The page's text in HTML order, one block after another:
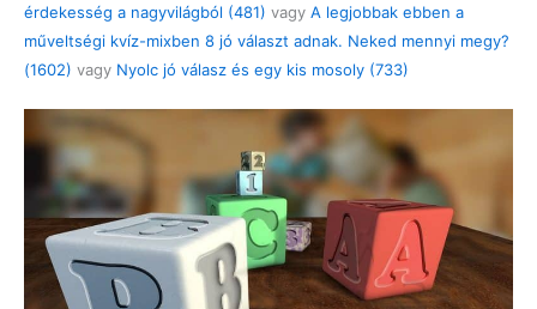
érdekesség a nagyvilágból (481) vagy A legjobbak ebben a
műveltségi kvíz-mixben 8 jó választ adnak. Neked mennyi megy?
(1602) vagy Nyolc jó válasz és egy kis mosoly (733)